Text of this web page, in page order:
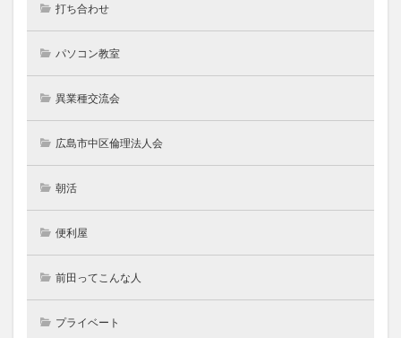
打ち合わせ
パソコン教室
異業種交流会
広島市中区倫理法人会
朝活
便利屋
前田ってこんな人
プライベート